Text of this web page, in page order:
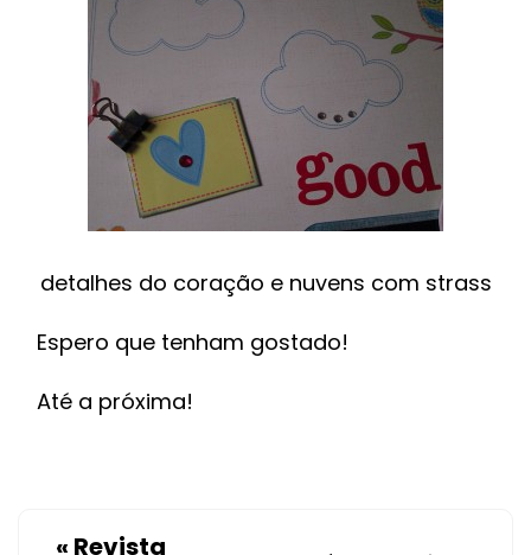
detalhes do coração e nuvens com strass
Espero que tenham gostado!
Até a próxima!
« Revista